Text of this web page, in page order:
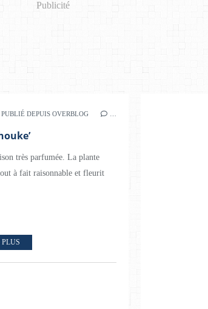
Publicité
PUBLIÉ DEPUIS OVERBLOG
très parfumée. La plante
à fait raisonnable et fleurit